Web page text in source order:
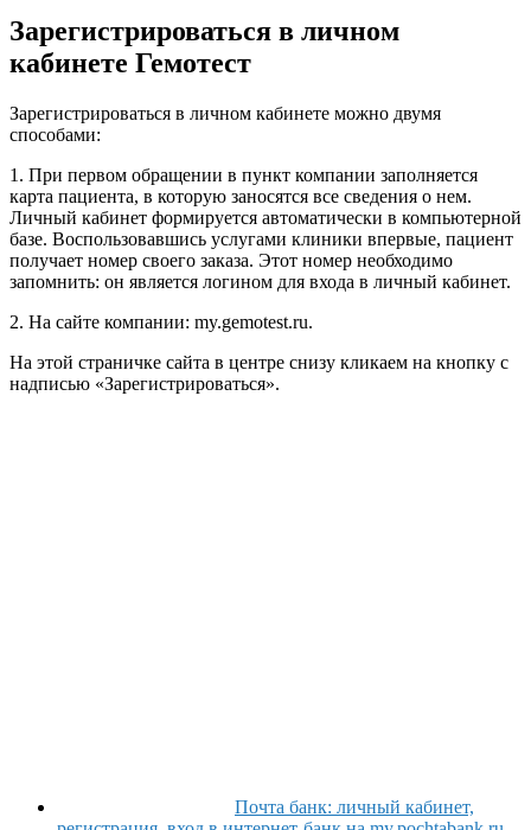
Зарегистрироваться в личном
кабинете Гемотест
Зарегистрироваться в личном кабинете можно двумя
способами:
1. При первом обращении в пункт компании заполняется
карта пациента, в которую заносятся все сведения о нем.
Личный кабинет формируется автоматически в компьютерной
базе. Воспользовавшись услугами клиники впервые, пациент
получает номер своего заказа. Этот номер необходимо
запомнить: он является логином для входа в личный кабинет.
2. На сайте компании: my.gemotest.ru.
На этой страничке сайта в центре снизу кликаем на кнопку с
надписью «Зарегистрироваться».
Почта банк: личный кабинет,